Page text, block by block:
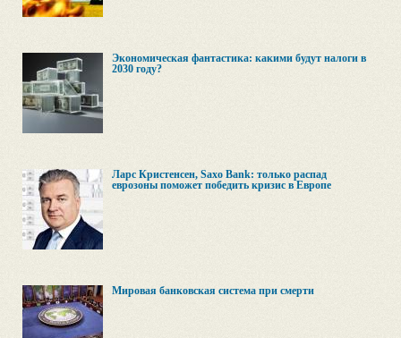
Экономическая фантастика: какими будут налоги в
2030 году?
Ларс Кристенсен, Saxo Bank: только распад
еврозоны поможет победить кризис в Европе
Мировая банковская система при смерти